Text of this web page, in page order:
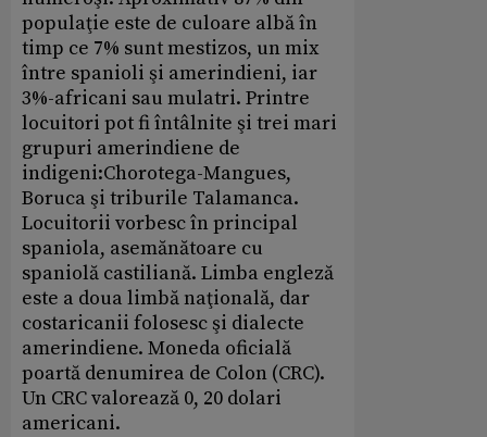
populaţie este de culoare albă în
timp ce 7% sunt mestizos, un mix
între spanioli şi amerindieni, iar
3%-africani sau mulatri. Printre
locuitori pot fi întâlnite şi trei mari
grupuri amerindiene de
indigeni:Chorotega-Mangues,
Boruca şi triburile Talamanca.
Locuitorii vorbesc în principal
spaniola, asemănătoare cu
spaniolă castiliană. Limba engleză
este a doua limbă naţională, dar
costaricanii folosesc şi dialecte
amerindiene. Moneda oficială
poartă denumirea de Colon (CRC).
Un CRC valorează 0, 20 dolari
americani.